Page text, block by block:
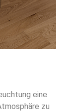
eine
zu